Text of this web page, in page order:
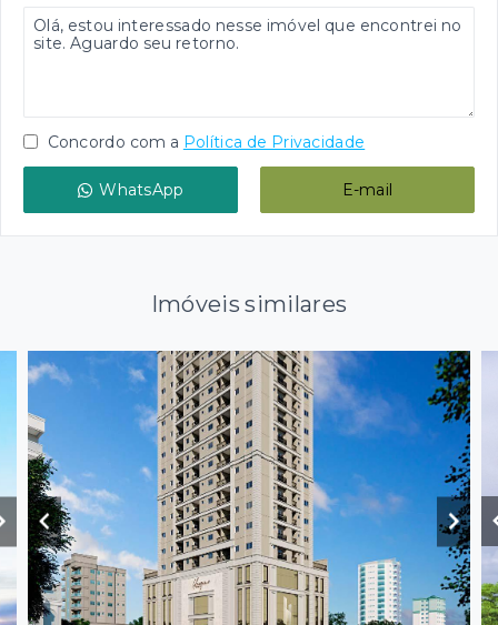
Concordo com a Política de Privacidade
WhatsApp E-mail
Imóveis similares